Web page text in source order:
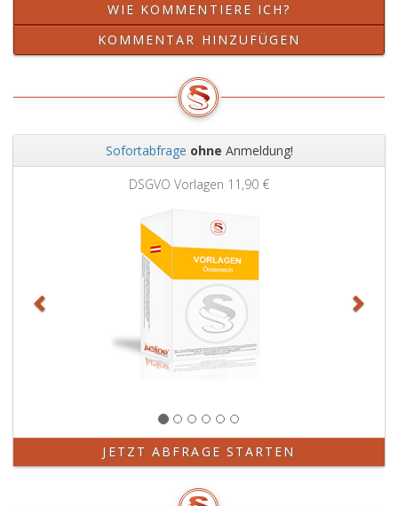
WIE KOMMENTIERE ICH?
KOMMENTAR HINZUFÜGEN
Sofortabfrage ohne Anmeldung!
DSGVO Vorlagen 11,90 €
JETZT ABFRAGE STARTEN